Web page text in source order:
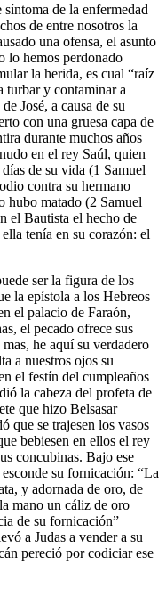
síntoma de la en­fermedad
de entre nosotros la
una ofensa, el asunto
lo hemos perdonado
la herida, es cual “raíz
turbar y contaminar a
José, a causa de su
con una gruesa capa de
durante muchos años
en el rey Saúl, quien
de su vida (1 Samuel
contra su hermano
hubo matado (2 Samuel
el Bautista el hecho de
tenía en su corazón: el
ser la figura de los
la epístola a los Hebreos
el palacio de Faraón,
el pecado ofrece sus
he aquí su verdadero
a nuestros ojos su
el festín del cumpleaños
la cabeza del profeta de
que hizo Belsasar
que se trajesen los vasos
bebiesen en ellos el rey
concubinas. Bajo ese
su fornicación: “La
y adornada de oro, de
mano un cáliz de oro
de su fornicación”
a Judas a vender a su
pereció por codiciar ese